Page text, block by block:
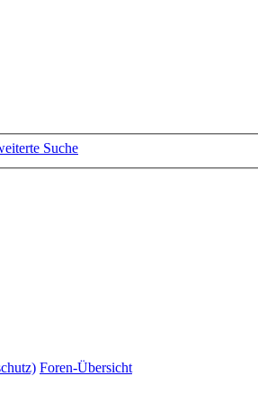
Suche
Foren-Übersicht